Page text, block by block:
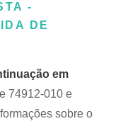
-
DE
em
74912-010 e
sobre o